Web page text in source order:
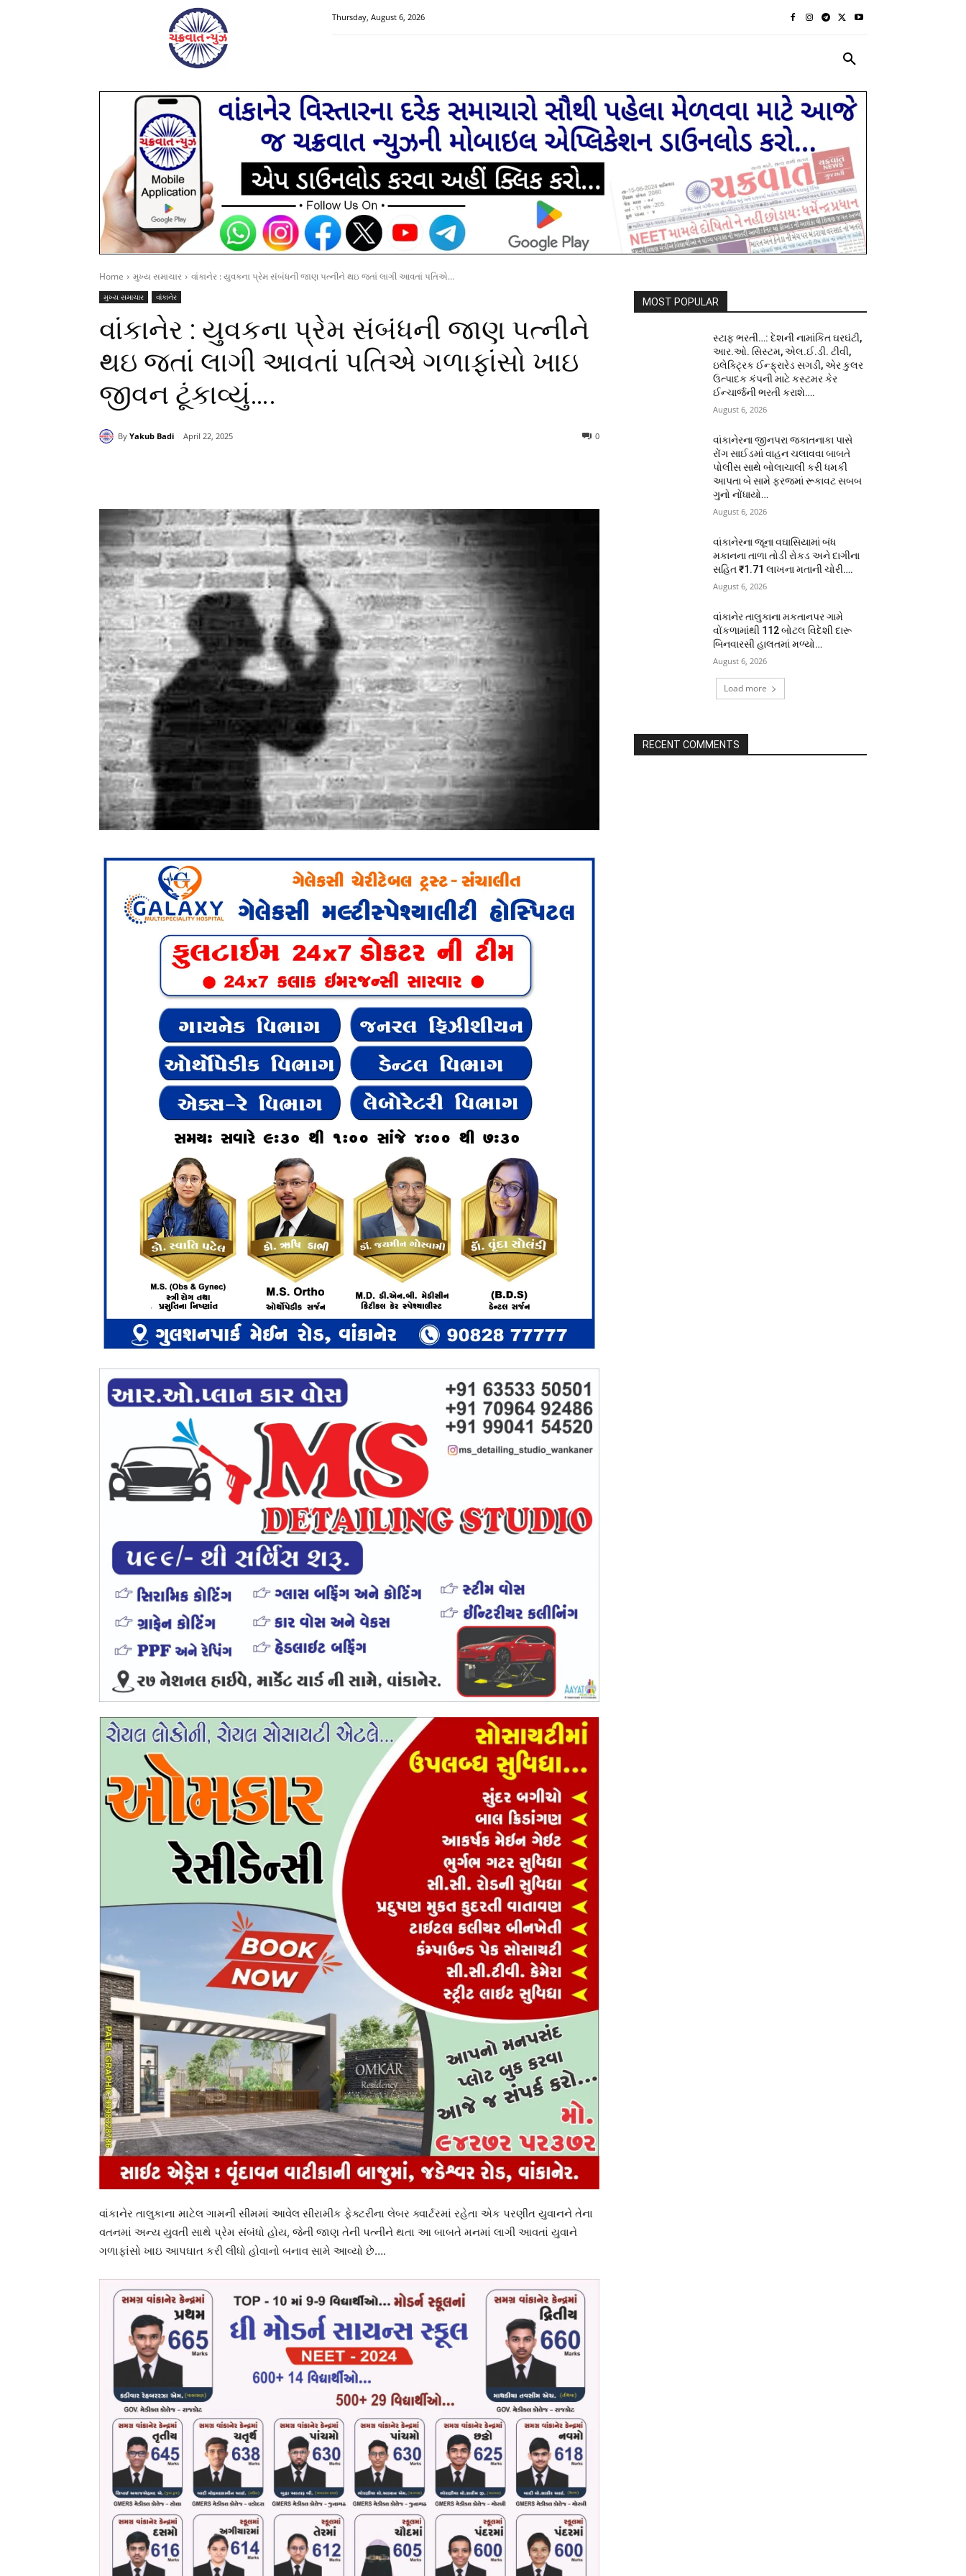
Thursday, August 6, 2026
Home મુખ્ય સમાચાર વાંકાનેર : યુવકના પ્રેમ સંબંધની જાણ પત્નીને થઇ જતાં લાગી આવતાં પતિએ...
મુખ્ય સમાચાર વાંકાનેર
વાંકાનેર : યુવકના પ્રેમ સંબંધની જાણ પત્નીને
થઇ જતાં લાગી આવતાં પતિએ ગળાફાંસો ખાઇ
જીવન ટૂંકાવ્યું….
By Yakub Badi April 22, 2025 0
વાંકાનેર તાલુકાના માટેલ ગામની સીમમાં આવેલ સીરામીક ફેક્ટરીના લેબર ક્વાર્ટરમાં રહેતા એક પરણીત યુવાનને તેના
વતનમાં અન્ય યુવતી સાથે પ્રેમ સંબંધો હોય, જેની જાણ તેની પત્નીને થતા આ બાબતે મનમાં લાગી આવતાં યુવાને
ગળાફાંસો ખાઇ આપઘાત કરી લીધો હોવાનો બનાવ સામે આવ્યો છે….
MOST POPULAR
સ્ટાફ ભરતી…: દેશની નામાંકિત ઘરઘંટી,
આર.ઓ. સિસ્ટમ, એલ.ઈ.ડી. ટીવી,
ઇલેક્ટ્રિક ઈન્ફ્રારેડ સગડી, એર કુલર
ઉત્પાદક કંપની માટે કસ્ટમર કેર
ઈન્ચાર્જની ભરતી કરાશે….
August 6, 2026
વાંકાનેરના જીનપરા જકાતનાકા પાસે
રોંગ સાઈડમાં વાહન ચલાવવા બાબતે
પોલીસ સાથે બોલાચાલી કરી ધમકી
આપતા બે સામે ફરજમાં રૂકાવટ સબબ
ગુનો નોંધાયો…
August 6, 2026
વાંકાનેરના જૂના વઘાસિયામાં બંધ
મકાનના તાળા તોડી રોકડ અને દાગીના
સહિત ₹1.71 લાખના મતાની ચોરી….
August 6, 2026
વાંકાનેર તાલુકાના મકતાનપર ગામે
વોંકળામાંથી 112 બોટલ વિદેશી દારૂ
બિનવારસી હાલતમાં મળ્યો…
August 6, 2026
Load more
RECENT COMMENTS